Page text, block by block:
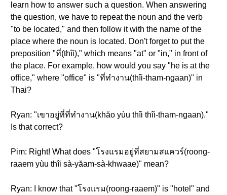
learn how to answer such a question. When answering
the question, we have to repeat the noun and the verb
"to be located," and then follow it with the name of the
place where the noun is located. Don't forget to put the
preposition "ที่(thîi)," which means "at" or "in," in front of
the place. For example, how would you say "he is at the
office," where "office" is "ที่ทำงาน(thîi-tham-ngaan)" in
Thai?
Ryan: "เขาอยู่ที่ที่ทำงาน(khăo yùu thîi thîi-tham-ngaan)."
Is that correct?
Pim: Right! What does "โรงแรมอยู่ที่สยามสแควร์(roong-
raaem yùu thîi sà-yăam-sà-khwaae)" mean?
Ryan: I know that "โรงแรม(roong-raaem)" is "hotel" and